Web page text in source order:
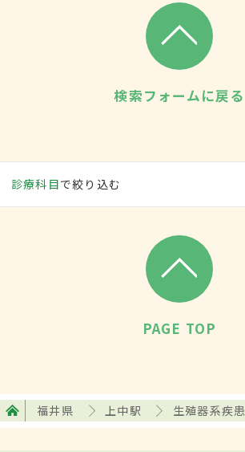
検索フォームに戻る
診療科目で絞り込む
PAGE TOP
福井県 上中駅 生殖器系疾患